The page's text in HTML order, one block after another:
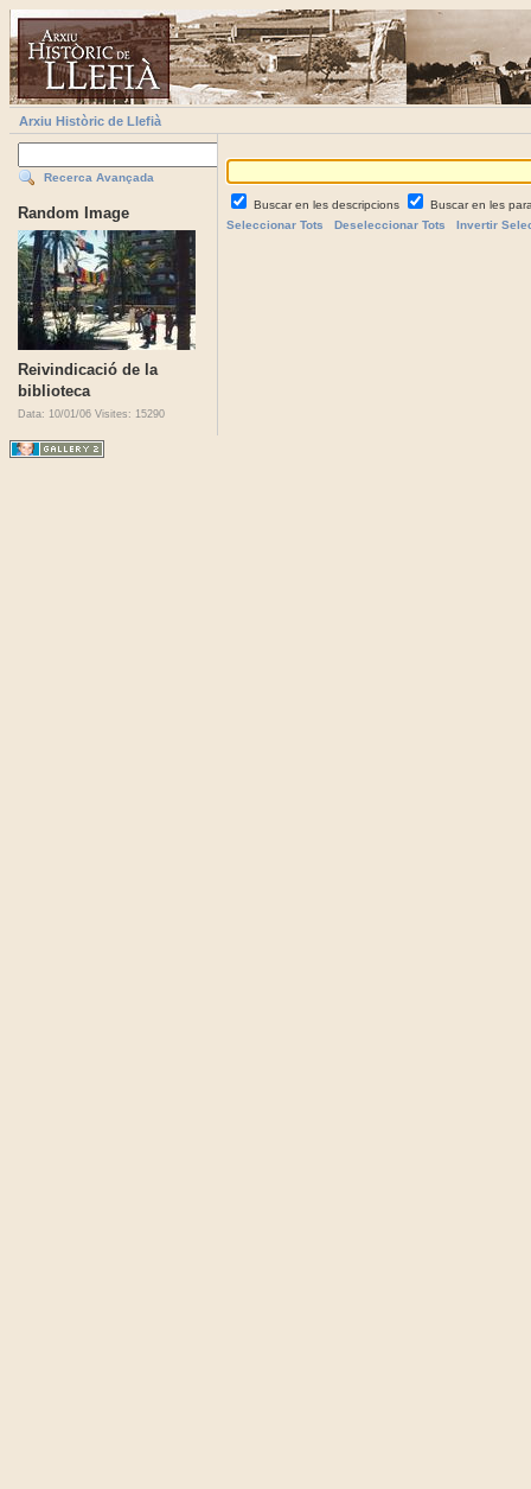
Arxiu Històric de Llefià
Recerca Avançada
Random Image
Reivindicació de la
biblioteca
Data: 10/01/06 Visites: 15290
Buscar en les descripcions
Buscar en les
Seleccionar Tots
Deseleccionar Tots Invertir